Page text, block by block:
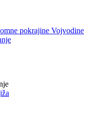
pokrajine Vojvodine